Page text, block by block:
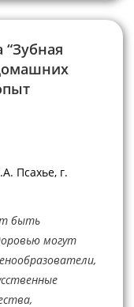
“Зубная
Псахье, г.
быть
могут